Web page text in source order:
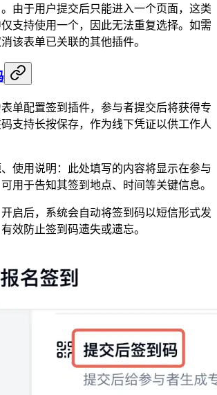
由于用户提交后只能进入一个页面，这类
支持使用一个，因此无法重复选择。如需
该表单已关联的其他插件。
单配置签到插件，参与者提交后将获得专
支持长按保存，作为线下凭证以供工作人
使用说明：此处填写的内容将显示在参与
用于告知其签到地点、时间等关键信息。
启后，系统会自动将签到码以短信形式发
效防止签到码遗失或遗忘。